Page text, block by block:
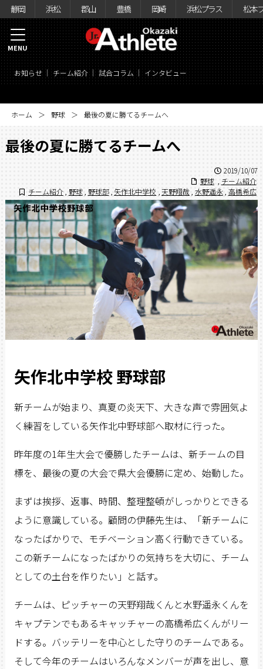
静岡 浜松 郡山 豊橋 岡崎 浜松プラス 松本
お知らせ チーム紹介 試合コラム インタビュー
MENU
ホーム 野球 最後の夏に勝てるチームへ
最後の夏に勝てるチームへ
2019/10/07
野球
チーム紹介
チーム紹介 野球 野球部 矢作北中学校 天野翔哉 水野遥永 高橋希広
矢作北中学校 野球部
新チームが始まり、真夏の炎天下、大きな声で雰囲気よ
く練習をしている矢作北中野球部へ取材に行った。
昨年度の1年生大会で優勝したチームは、新チームの目
標を、最後の夏の大会で県大会優勝に定め、始動した。
まずは挨拶、返事、時間、整理整頓がしっかりとできる
ように意識している。顧問の伊藤先生は、「新チームに
なったばかりで、モチベーション高く行動できている。
この新チームになったばかりの気持ちを大切に、チーム
としての土台を作りたい」と話す。
チームは、ピッチャーの天野翔哉くんと水野遥永くんを
キャプテンでもあるキャッチャーの高橋希広くんがリー
ドする。バッテリーを中心とした守りのチームである。
そして今年のチームはいろんなメンバーが声を出し、意